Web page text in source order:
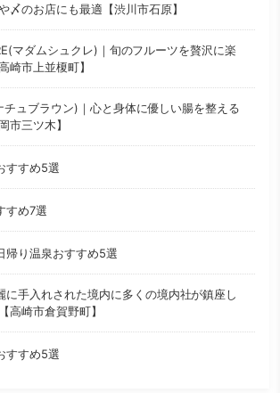
〆のお店にも最適【渋川市石原】
マダムシュクレ)｜旬のフルーツを贅沢に楽
崎市上並榎町】
チュブラウン)｜心と身体に優しい腸を整える
市三ツ木】
すすめ5選
すめ7選
帰り温泉おすすめ5選
に手入れされた境内に多くの境内社が鎮座し
高崎市倉賀野町】
すすめ5選